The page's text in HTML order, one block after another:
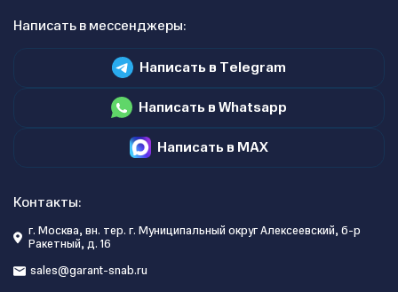
Написать в мессенджеры:
Написать в Telegram
Написать в Whatsapp
Написать в MAX
Контакты:
г. Москва, вн. тер. г. Муниципальный округ Алексеевский, б-р
Ракетный, д. 16
sales@garant-snab.ru